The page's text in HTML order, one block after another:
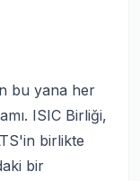
bu yana her
ISIC Birliği,
birlikte
bir